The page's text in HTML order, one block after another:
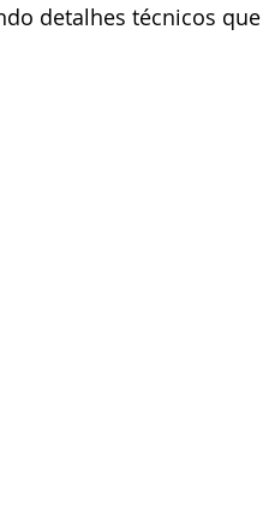
detalhes técnicos que